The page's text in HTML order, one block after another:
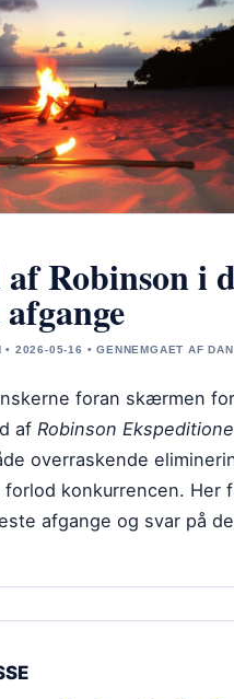
Robinson i
2026-05-16 • GENNEMGAET AF
foran skærmen
af Robinson
overraskende
konkurrencen. Her
afgange og svar på